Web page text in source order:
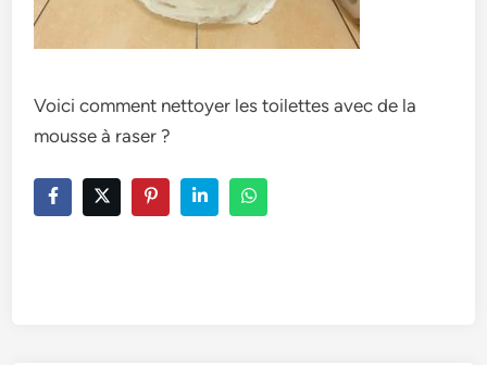
Voici comment nettoyer les toilettes avec de la
mousse à raser ?